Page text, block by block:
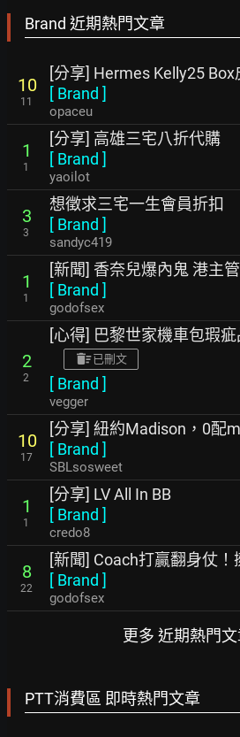
Brand 近期熱門文章
10
11
[分享] Hermes Kelly25 Box
[ Brand ]
opaceu
1
1
[分享] 高雄三宅八折代購
[ Brand ]
yaoilot
3
3
想徵求三宅一生會員折扣
[ Brand ]
sandyc419
1
1
[新聞] 香奈兒爆內鬼 港主
[ Brand ]
godofsex
2
2
[心得] 巴黎世家機車包瑕
已刪文
[ Brand ]
vegger
10
17
[分享] 紐約Madison，0配
[ Brand ]
SBLsosweet
1
1
[分享] LV All In BB
[ Brand ]
credo8
8
22
[新聞] Coach打贏翻身仗
[ Brand ]
godofsex
更多 近期熱門文
PTT消費區 即時熱門文章